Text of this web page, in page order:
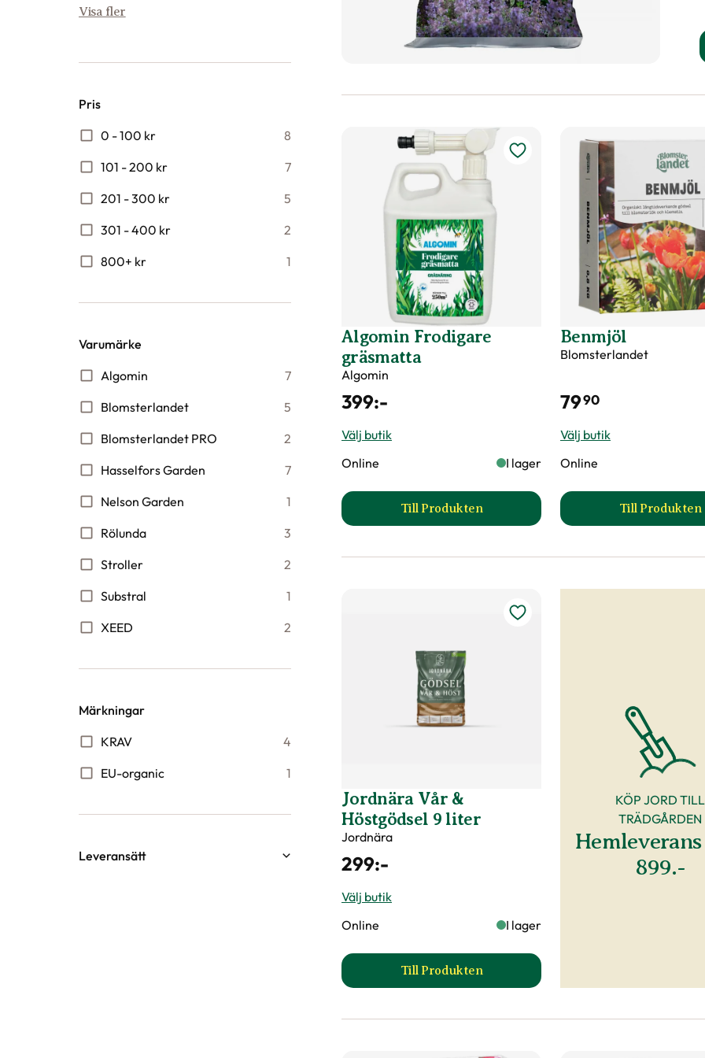
Visa fler
Pris
0 - 100 kr
8
101 - 200 kr
7
201 - 300 kr
5
301 - 400 kr
2
800+ kr
1
Varumärke
Algomin
7
Blomsterlandet
5
Blomsterlandet PRO
2
Hasselfors Garden
7
Nelson Garden
1
Rölunda
3
Stroller
2
Substral
1
XEED
2
Märkningar
KRAV
4
EU-organic
1
Leveransätt
Algomin Frodigare
gräsmatta
Algomin
399:-
Välj butik
Online
I lager
Till Produkten
till Algomin Frodigare gräsmatta produktsida
Benmjöl
Blomsterlandet
7990
Välj butik
Online
Till Produkten
till
Jordnära Vår &
Höstgödsel 9 liter
Jordnära
299:-
Välj butik
Online
I lager
Till Produkten
till Jordnära Vår & Höstgödsel 9 liter
KÖP JORD TILL
TRÄDGÅRDEN
899.-